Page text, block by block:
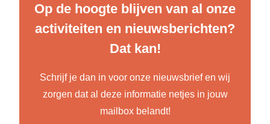
Op de hoogte blijven van al onze
activiteiten en nieuwsberichten?
Dat kan!
Schrijf je dan in voor onze nieuwsbrief en wij
zorgen dat al deze informatie netjes in jouw
mailbox belandt!